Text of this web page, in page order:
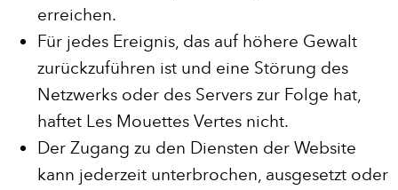
erreichen.
Für jedes Ereignis, das auf höhere Gewalt
zurückzuführen ist und eine Störung des
Netzwerks oder des Servers zur Folge hat,
haftet Les Mouettes Vertes nicht.
Der Zugang zu den Diensten der Website
kann jederzeit unterbrochen, ausgesetzt oder